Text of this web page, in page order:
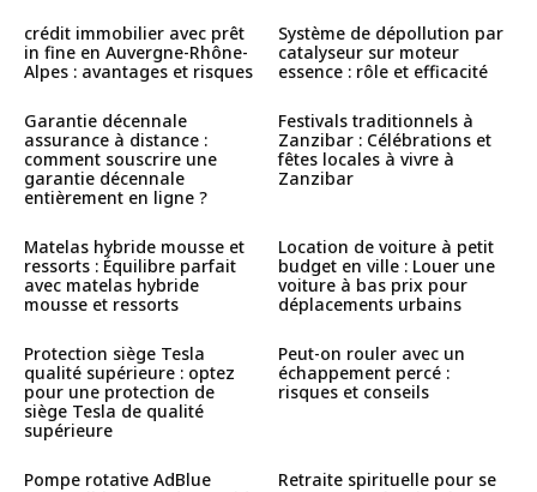
crédit immobilier avec prêt
in fine en Auvergne-Rhône-
Alpes : avantages et risques
Système de dépollution par
catalyseur sur moteur
essence : rôle et efficacité
Garantie décennale
assurance à distance :
comment souscrire une
garantie décennale
entièrement en ligne ?
Festivals traditionnels à
Zanzibar : Célébrations et
fêtes locales à vivre à
Zanzibar
Matelas hybride mousse et
ressorts : Équilibre parfait
avec matelas hybride
mousse et ressorts
Location de voiture à petit
budget en ville : Louer une
voiture à bas prix pour
déplacements urbains
Protection siège Tesla
qualité supérieure : optez
pour une protection de
siège Tesla de qualité
supérieure
Peut-on rouler avec un
échappement percé :
risques et conseils
Pompe rotative AdBlue
Retraite spirituelle pour se